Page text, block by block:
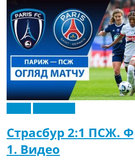
Страсбур 2:1 ПСЖ.
1. Видео